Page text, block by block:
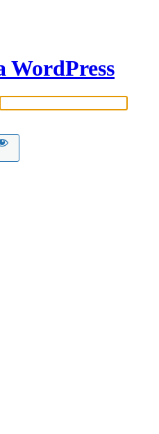
WordPress